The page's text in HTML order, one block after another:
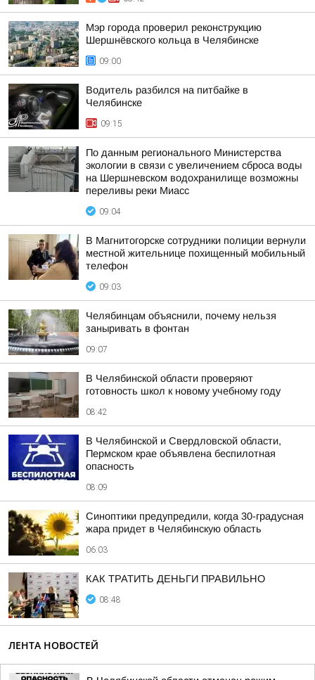
Мэр города проверил реконструкцию
Шершнёвского кольца в Челябинске
09:00
Водитель разбился на питбайке в
Челябинске
09:15
По данным регионального Министерства
экологии в связи с увеличением сброса воды
на Шершневском водохранилище возможны
переливы реки Миасс
09:04
В Магнитогорске сотрудники полиции вернули
местной жительнице похищенный мобильный
телефон
09:03
Челябинцам объяснили, почему нельзя
заныривать в фонтан
09:07
В Челябинской области проверяют
готовность школ к новому учебному году
08:42
В Челябинской и Свердловской области,
Пермском крае объявлена беспилотная
опасность
08:09
Синоптики предупредили, когда 30-градусная
жара придет в Челябинскую область
06:03
КАК ТРАТИТЬ ДЕНЬГИ ПРАВИЛЬНО
08:48
ЛЕНТА НОВОСТЕЙ